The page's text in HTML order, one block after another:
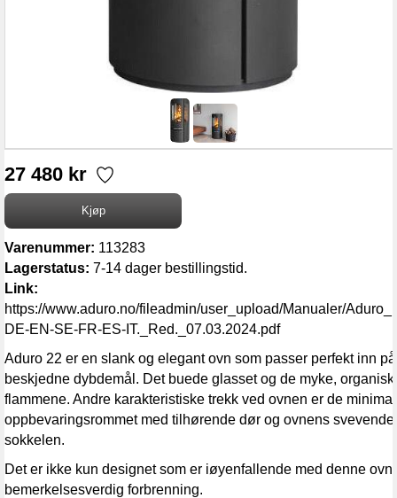
27 480 kr
Varenummer: 113283
Lagerstatus: 7-14 dager bestillingstid.
Link:
https://www.aduro.no/fileadmin/user_upload/Manualer/
DE-EN-SE-FR-ES-IT._Red._07.03.2024.pdf
Aduro 22 er en slank og elegant ovn som passer perfekt inn
beskjedne dybdemål. Det buede glasset og de myke,
flammene. Andre karakteristiske trekk ved ovnen er de
oppbevaringsrommet med tilhørende dør og ovnens
sokkelen.
Det er ikke kun designet som er iøyenfallende med denne
bemerkelsesverdig forbrenning.